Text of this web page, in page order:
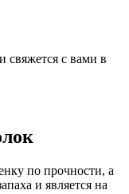
свяжется с вами в
по прочности, а
и является на